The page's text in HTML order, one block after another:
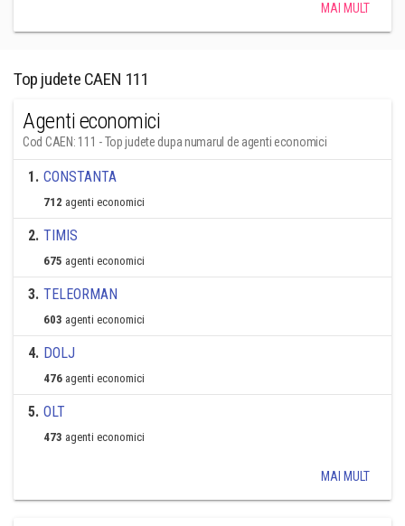
MAI MULT
Top judete CAEN 111
Agenti economici
Cod CAEN: 111 - Top judete dupa numarul de agenti economici
1. CONSTANTA
712 agenti economici
2. TIMIS
675 agenti economici
3. TELEORMAN
603 agenti economici
4. DOLJ
476 agenti economici
5. OLT
473 agenti economici
MAI MULT